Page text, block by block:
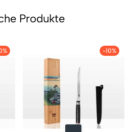
Produkte
-10%